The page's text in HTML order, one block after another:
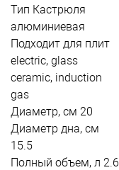
Тип Кастрюля
алюминиевая
Подходит для плит
electric, glass
ceramic, induction
gas
Диаметр, см 20
Диаметр дна, см
15.5
Полный объем, л 2.6